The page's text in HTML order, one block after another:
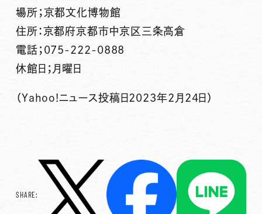
場所；京都文化博物館
住所：京都府京都市中京区三条高倉
電話；075-222-0888
休館日；月曜日
（Yahoo!ニュース投稿日2023年2月24日）
SHARE: